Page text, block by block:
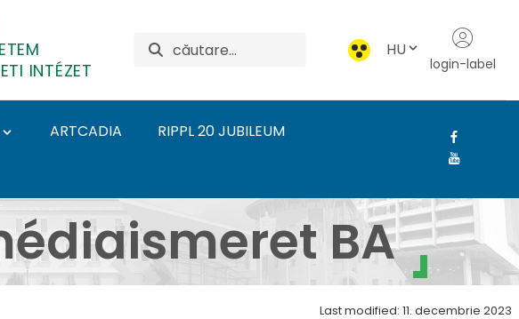
INTÉZET
HU
login-label
ARTCADIA
RIPPL 20 JUBILEUM
- Mozgóképkultúra és
BA
Last modified: 11. decembrie 2023